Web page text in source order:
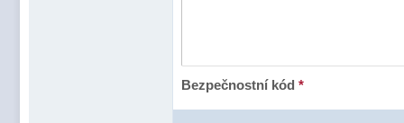
Bezpečnostní kód *